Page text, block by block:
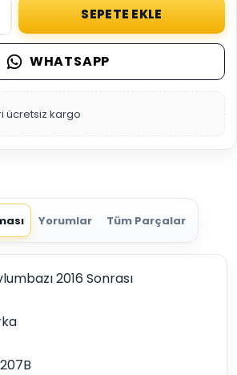
SEPETE EKLE
WHATSAPP
ücretsiz kargo
Yorumlar Tüm Parçalar
2016 Sonrası